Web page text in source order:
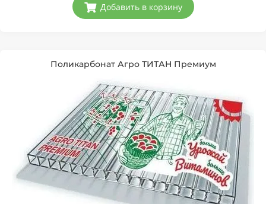
Добавить в корзину
Поликарбонат Агро ТИТАН Премиум